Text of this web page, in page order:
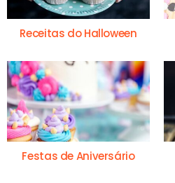
Receitas do Halloween
Festas de Aniversário